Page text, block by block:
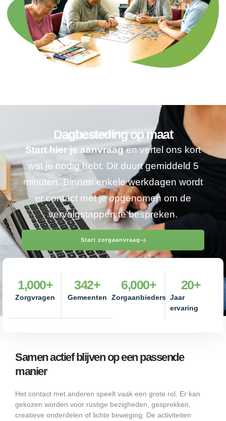
Dagbesteding op maat
Start hier je aanvraagen vertel ons kort
wat je nodig hebt. Dit duurt gemiddeld 5
minuten. Binnen enkele werkdagen wordt
er contact met je opgenomen om de
vervolgstappen te bespreken.
Start zorgaanvraag
Zorgvragen
1,000+
Gemeenten
342+
Zorgaanbieders
6,000+
Jaar
ervaring
20+
Samen actief blijven op een passende
manier
Het contact met anderen speelt vaak een grote rol. Er kan
gekozen worden voor rustige bezigheden, gesprekken,
creatieve onderdelen of lichte beweging. De activiteiten